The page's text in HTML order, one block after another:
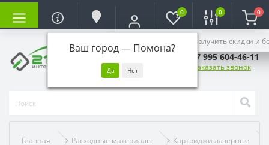
Ваш город — Помона?
Войдите, чтобы получить скидки и
0 0 0
+7 995 604-46-11
Заказать звонок
Главная Расходные материалы Картриджи лазерные